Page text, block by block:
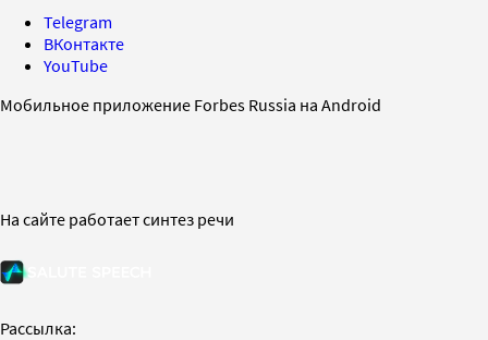
Telegram
ВКонтакте
YouTube
Мобильное приложение Forbes Russia на Android
На сайте работает синтез речи
Рассылка: